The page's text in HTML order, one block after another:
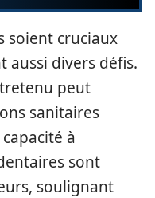
soient cruciaux
aussi divers défis.
peut
sanitaires
à
sont
soulignant